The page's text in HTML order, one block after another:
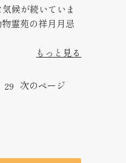
候が続いていま
霊苑の祥月月忌
もっと見る
29 次のページ